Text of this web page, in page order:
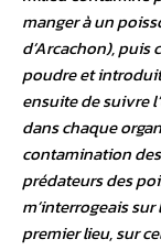
manger à un
d’Arcachon),
poudre et introduit
ensuite de suivre
dans chaque
contamination
prédateurs des
m’interrogeais
premier lieu, sur